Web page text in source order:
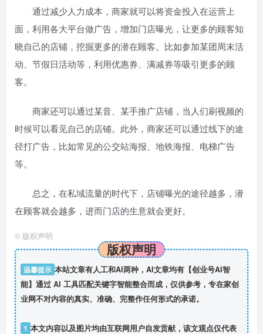
通过减少人力成本，商家就可以将资金投入在运营上
面，利用各大平台做广告，增加门店曝光，让更多的顾客知
晓自己的店铺，挖掘更多的潜在顾客。比如参加某团周末活
动、节假日活动等，利用优惠券、满减券等吸引更多的顾
客。
商家还可以通过某音、某手推广店铺，当人们刷视频的
时候可以看见自己的店铺。此外，商家还可以通过线下的途
径打广告，比如常见的公交站海报、地铁海报、电梯广告
等。
总之，在私域流量的时代下，店铺曝光的途径越多，潜
在顾客就会越多，进而门店的生意就会更好。
© 版权声明
版权声明
温馨提示 本站文章有人工和AI两种，AI文章均有【创业号AI智
能】通过 AI 工具匹配关键字智能整合而成，仅供参考，专在家创
业网不对内容的真实、准确、完整作任何形式的承诺。
1 本文内容以及图片均由互联网用户自发贡献，该文观点仅代表